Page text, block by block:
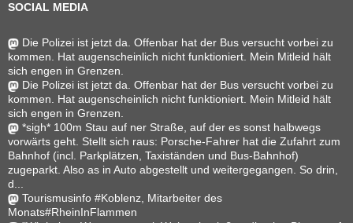
SOCIAL MEDIA
Die Polizei ist jetzt da. Offenbar hat der Bus versucht vorbei zu
kommen. Hat augenscheinlich nicht funktioniert. Mein Mitleid hält
sich engen in Grenzen.
Die Polizei ist jetzt da. Offenbar hat der Bus versucht vorbei zu
kommen. Hat augenscheinlich nicht funktioniert. Mein Mitleid hält
sich engen in Grenzen.
*sigh* 100m Stau auf ner Straße, auf der es sonst halbwegs
vorwärts geht. Stellt sich raus: Porsche-Fahrer hat die Zufahrt zum
Bahnhof (incl. Parkplätzen, Taxiständen und Bus-Bahnhof)
zugeparkt. Also as in Auto abgestellt und weitergegangen. So drin,
d...
Tourismusinfo #Koblenz, Mitarbeiter des
Monats#RheinInFlammen